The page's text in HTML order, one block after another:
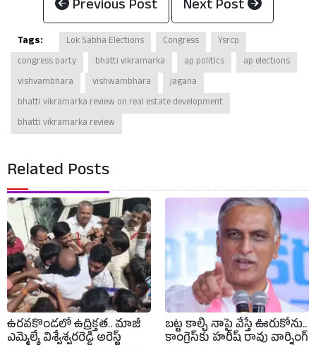
Previous Post Next Post
Tags: Lok Sabha Elections Congress
Ysrcp
congress party
bhatti vikramarka ap politics
ap elections
vishvambhara
vishwambhara
jagana
bhatti vikramarka review on real estate development
bhatti vikramarka review
Related Posts
ఉరవకొండలో ఉద్రిక్తత.. మాజీ
ఎమ్మెల్యే విశ్వేశ్వరరెడ్డి అరెస్ట్
బట్ట కాల్చి నాపై వేస్తే ఊరుకోను..
కాంగ్రెస్‌కు హరీష్ రావు వార్నింగ్